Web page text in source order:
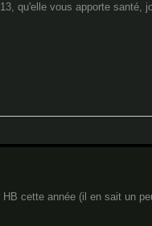
qu'elle vous apporte santé,
cette année (il en sait un